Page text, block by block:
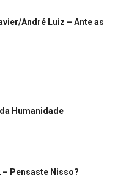
André Luiz – Ante as
Humanidade
– Pensaste Nisso?